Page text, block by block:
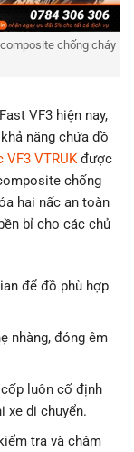
chống cháy
VF3 hiện nay,
năng chứa đồ
VF3 VTRUKđược
chống
hai nấc an toàn
bỉ cho các chủ
để đồ phù hợp
nhàng, đóng êm
luôn cố định
xe di chuyển.
tra và châm